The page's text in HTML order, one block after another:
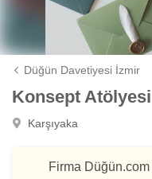
Düğün Davetiyesi İzmir
Konsept Atölyesi
Karşıyaka
Firma